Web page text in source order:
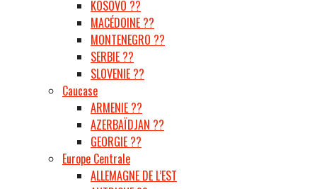
KOSOVO ??
MACÉDOINE ??
MONTENEGRO ??
SERBIE ??
SLOVENIE ??
Caucase
ARMENIE ??
AZERBAÏDJAN ??
GEORGIE ??
Europe Centrale
ALLEMAGNE DE L’EST